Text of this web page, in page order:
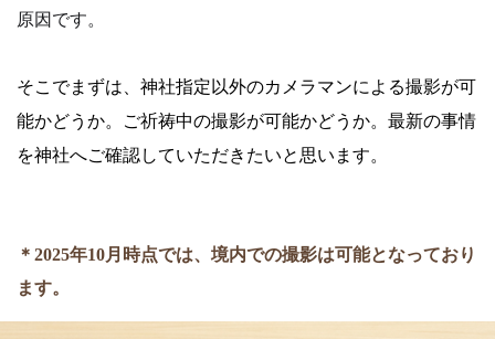
原因です。
そこでまずは、神社指定以外のカメラマンによる撮影が可
能かどうか。 ご祈祷中の撮影が可能かどうか。 最新の事情
を神社へご確認していただきたいと思います。
＊2025年10月時点では、境内での撮影は可能となっており
ます。